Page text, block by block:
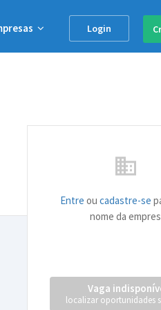
Login
business
Entre oucadastre-se
nome da
Vaga
localizar oportunidades